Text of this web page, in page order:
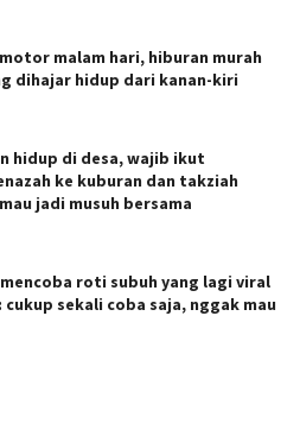
malam hari, hiburan murah
dihajar hidup dari kanan-kiri
hidup di desa, wajib ikut
ke kuburan dan takziah
jadi musuh bersama
roti subuh yang lagi viral
cukup sekali coba saja, nggak mau